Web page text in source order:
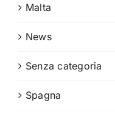
Malta
News
Senza categoria
Spagna